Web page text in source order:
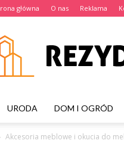
główna O nas Reklama
URODA DOM I OGRÓD
Akcesoria meblowe i okucia do